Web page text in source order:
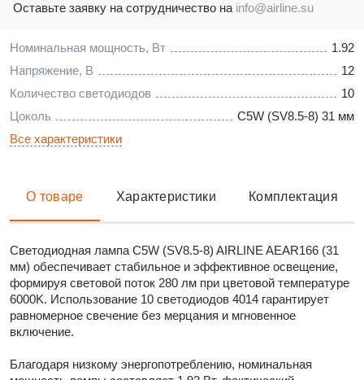
Номинальная мощность, Вт
1.92
Напряжение, В
12
Количество светодиодов
10
Цоколь
C5W (SV8.5-8) 31 мм
Все характеристики
Оставьте заявку на сотрудничество на info@airline.su
О товаре Характеристики Комплектация
Светодиодная лампа C5W (SV8.5-8) AIRLINE AEAR166 (31
мм) обеспечивает стабильное и эффективное освещение,
формируя световой поток 280 лм при цветовой температуре
6000K. Использование 10 светодиодов 4014 гарантирует
равномерное свечение без мерцания и мгновенное
включение.
Благодаря низкому энергопотреблению, номинальная